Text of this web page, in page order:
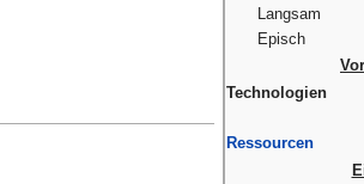
Langsam
Episch
Technologien
Ressourcen